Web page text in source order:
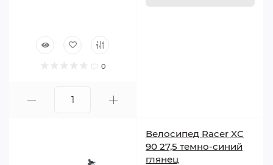
0
Велосипед Racer XC
90 27,5 темно-синий
глянец